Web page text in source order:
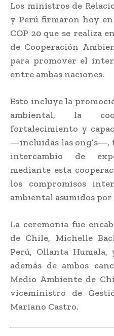
Los ministros de
y Perú firmaron hoy
COP 20 que se realiza
de Cooperación
para promover el
entre ambas naciones.
Esto incluye la
ambiental, la
fortalecimiento y
—incluidas las ong’s—,
intercambio de
mediante esta
los compromisos
ambiental asumidos por
La ceremonia fue
de Chile, Michelle
Perú, Ollanta Humala,
además de ambos
Medio Ambiente de
viceministro de
Mariano Castro.